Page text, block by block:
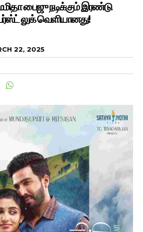
பைஜு நடிக்கும் இரண்டு
லுக் வெளியானது!
22, 2025